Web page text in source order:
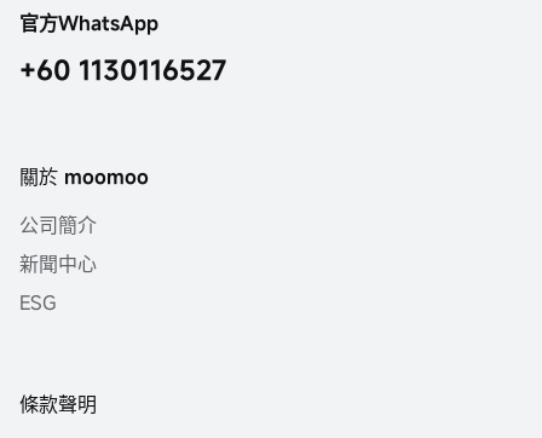
官方WhatsApp
+60 1130116527
關於 moomoo
公司簡介
新聞中心
ESG
條款聲明